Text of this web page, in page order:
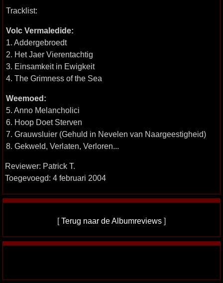
Tracklist:
Volc Vermaledide:
1. Addergebroedt
2. Het Jaer Vierentachtig
3. Einsamkeit in Ewigkeit
4. The Grimness of the Sea
Weemoed:
5. Anno Melancholici
6. Hoop Doet Sterven
7. Grauwsluier (Gehuld in Nevelen van Naargeestigheid)
8. Gekweld, Verlaten, Verloren...
Reviewer: Patrick T.
Toegevoegd: 4 februari 2004
[Terug naar de Albumreviews ]